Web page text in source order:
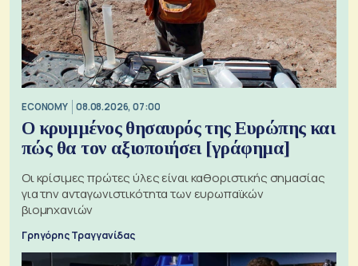
ECONOMY 08.08.2026, 07:00
Ο κρυμμένος θησαυρός της Ευρώπης και
πώς θα τον αξιοποιήσει [γράφημα]
Οι κρίσιμες πρώτες ύλες είναι καθοριστικής σημασίας
για την ανταγωνιστικότητα των ευρωπαϊκών
βιομηχανιών
Γρηγόρης Τραγγανίδας